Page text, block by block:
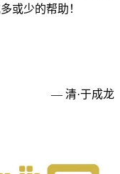
或少的帮助！
— 清·于成龙